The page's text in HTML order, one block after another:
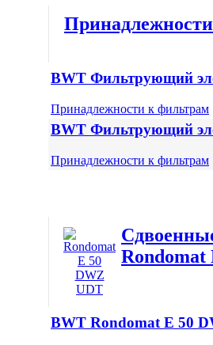
BWT Фильтрующий
Принадлежности к фильтрам
BWT Фильтрующий
Принадлежности к фильтрам
Rondomat
BWT Rondomat E 50